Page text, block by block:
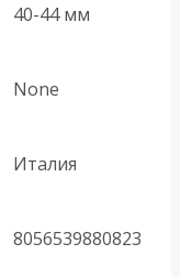
40-44 мм
None
Италия
8056539880823